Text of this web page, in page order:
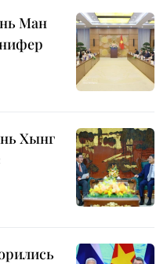
Ман
Хынг